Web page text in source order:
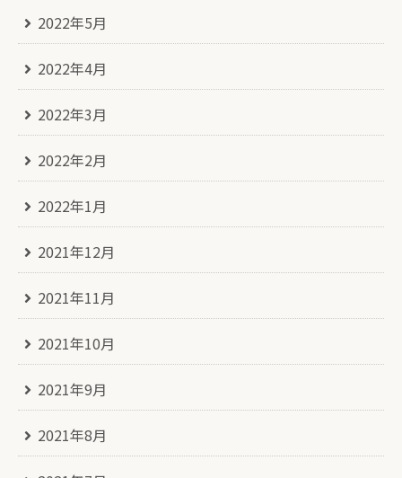
2022年5月
2022年4月
2022年3月
2022年2月
2022年1月
2021年12月
2021年11月
2021年10月
2021年9月
2021年8月